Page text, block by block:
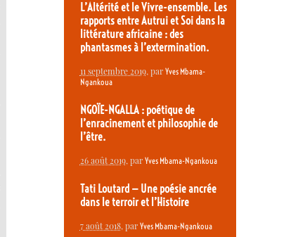
L’Altérité et le Vivre-ensemble. Les
rapports entre Autrui et Soi dans la
littérature africaine : des
phantasmes à l’extermination.
11 septembre 2019, par Yves Mbama-
Ngankoua
NGOÏE-NGALLA : poétique de
l’enracinement et philosophie de
l’être.
26 août 2019, par Yves Mbama-Ngankoua
Tati Loutard — Une poésie ancrée
dans le terroir et l’Histoire
7 août 2018, par Yves Mbama-Ngankoua